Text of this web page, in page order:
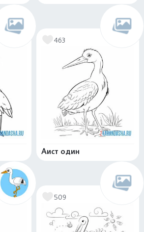
463
Аист один
509